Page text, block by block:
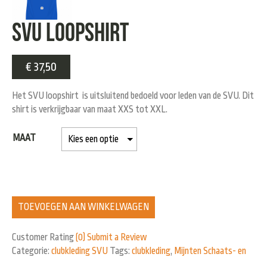
SVU loopshirt
€ 37,50
Het SVU loopshirt is uitsluitend bedoeld voor leden van de SVU. Dit
shirt is verkrijgbaar van maat XXS tot XXL.
MAAT
TOEVOEGEN AAN WINKELWAGEN
Customer Rating(0) Submit a Review
Categorie: clubkleding SVU Tags: clubkleding, Mijnten Schaats- en